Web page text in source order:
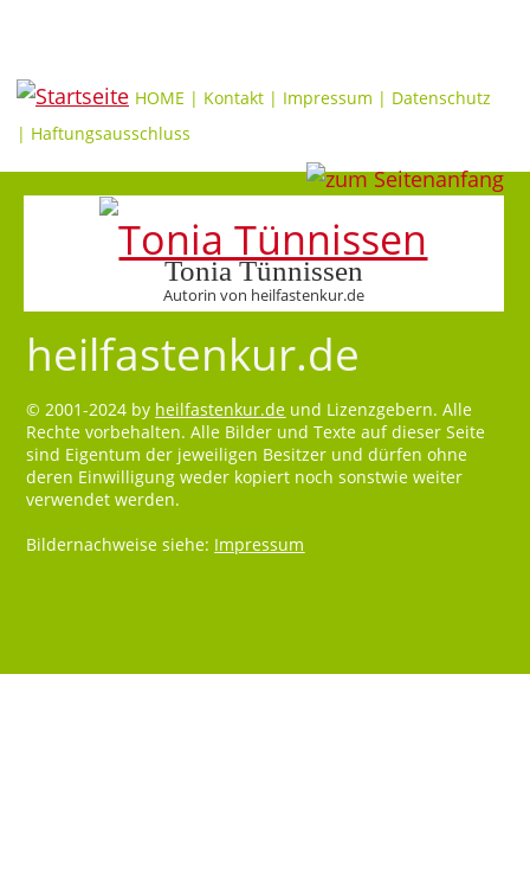
HOME | Kontakt | Impressum | Datenschutz
| Haftungsausschluss
Tonia Tünnissen
Autorin von heilfastenkur.de
heilfastenkur.de
© 2001-2024 by heilfastenkur.de und Lizenzgebern. Alle
Rechte vorbehalten. Alle Bilder und Texte auf dieser Seite
sind Eigentum der jeweiligen Besitzer und dürfen ohne
deren Einwilligung weder kopiert noch sonstwie weiter
verwendet werden.
Bildernachweise siehe: Impressum